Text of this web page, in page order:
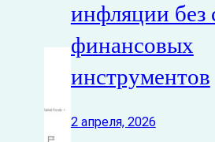
инфляции без
финансовых
инструментов
2 апреля, 2026